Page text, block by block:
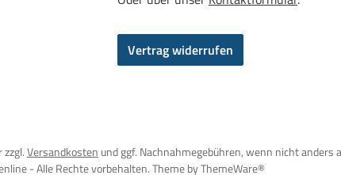
Vertrag widerrufen
Versandkosten und ggf. Nachnahmegebühren, wenn nicht anders
- Alle Rechte vorbehalten. Theme byThemeWare®